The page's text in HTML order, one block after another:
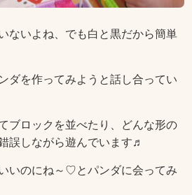
ないよね、でも白と黒だから簡単
ダを作ってみようと話し合ってい
ブロックを並べたり、どんな形の
誤しながら遊んでいます♬
いのにね～♡とパンダに会ってみ